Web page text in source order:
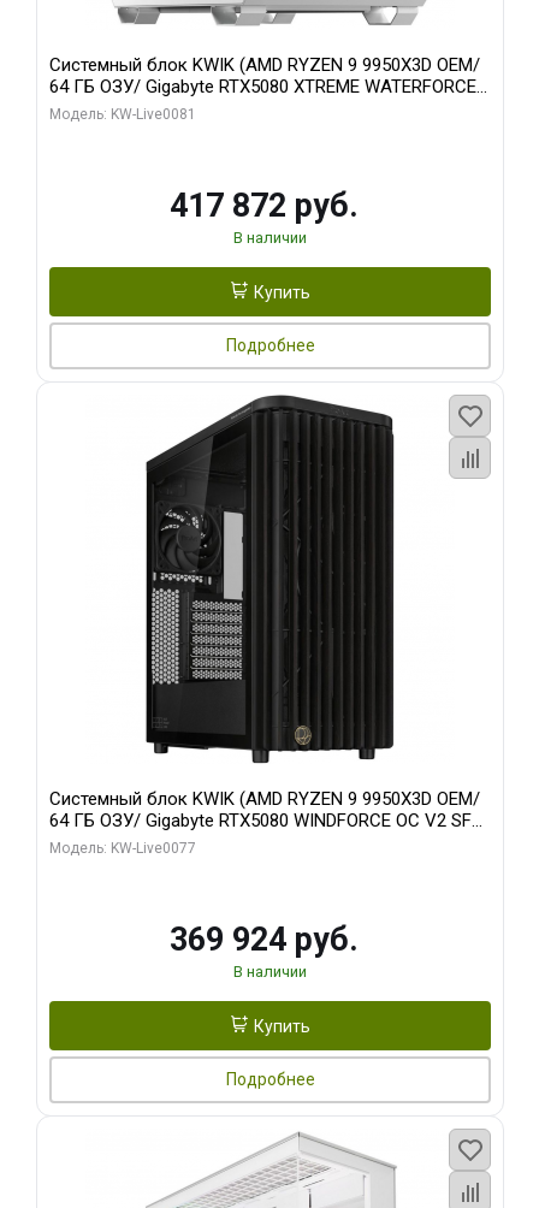
Системный блок KWIK (AMD RYZEN 9 9950X3D OEM/
64 ГБ ОЗУ/ Gigabyte RTX5080 XTREME WATERFORCE
16GB GDDR7 256bit/ 1 ТБ SSD)
Модель: KW-Live0081
417 872 руб.
В наличии
Купить
Подробнее
Системный блок KWIK (AMD RYZEN 9 9950X3D OEM/
64 ГБ ОЗУ/ Gigabyte RTX5080 WINDFORCE OC V2 SFF
16GB GDDR7 256b/ 960 ГБ SSD)
Модель: KW-Live0077
369 924 руб.
В наличии
Купить
Подробнее